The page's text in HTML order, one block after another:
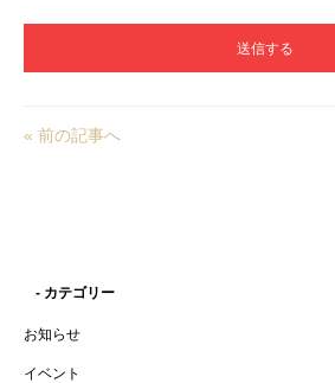
« 前の記事へ
- カテゴリー
お知らせ
イベント